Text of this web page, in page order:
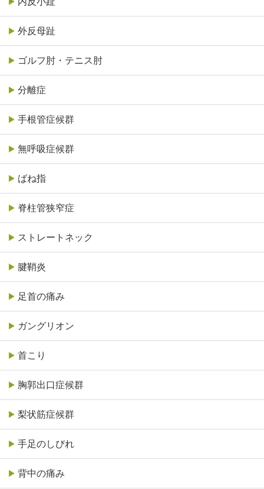
外反母趾
ゴルフ肘・テニス肘
分離症
手根管症候群
無呼吸症候群
ばね指
脊柱管狭窄症
ストレートネック
腱鞘炎
足首の痛み
ガングリオン
首こり
胸郭出口症候群
梨状筋症候群
手足のしびれ
背中の痛み